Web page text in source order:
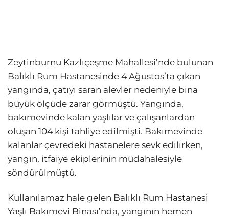
Zeytinburnu Kazlıçeşme Mahallesi’nde bulunan
Balıklı Rum Hastanesinde 4 Ağustos’ta çıkan
yangında, çatıyı saran alevler nedeniyle bina
büyük ölçüde zarar görmüştü. Yangında,
bakımevinde kalan yaşlılar ve çalışanlardan
oluşan 104 kişi tahliye edilmişti. Bakımevinde
kalanlar çevredeki hastanelere sevk edilirken,
yangın, itfaiye ekiplerinin müdahalesiyle
söndürülmüştü.
Kullanılamaz hale gelen Balıklı Rum Hastanesi
Yaşlı Bakımevi Binası’nda, yangının hemen